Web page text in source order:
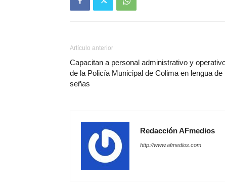
Artículo anterior
Capacitan a personal administrativo y
de la Policía Municipal de Colima en lengua de
señas
Redacción AFmedios
http://www.afmedios.com